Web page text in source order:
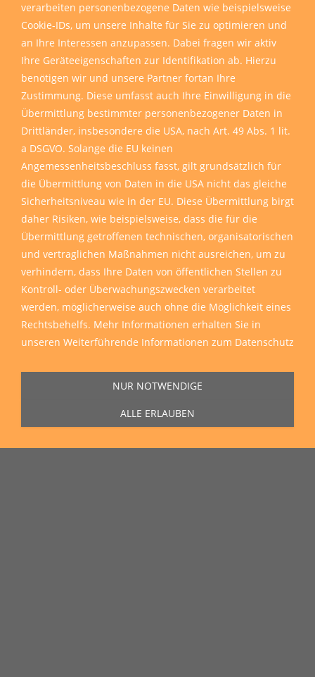
verarbeiten personenbezogene Daten wie beispielsweise
Cookie-IDs, um unsere Inhalte für Sie zu optimieren und
an Ihre Interessen anzupassen. Dabei fragen wir aktiv
Ihre Geräteeigenschaften zur Identifikation ab. Hierzu
benötigen wir und unsere Partner fortan Ihre
Zustimmung. Diese umfasst auch Ihre Einwilligung in die
Übermittlung bestimmter personenbezogener Daten in
Drittländer, insbesondere die USA, nach Art. 49 Abs. 1 lit.
a DSGVO. Solange die EU keinen
Angemessenheitsbeschluss fasst, gilt grundsätzlich für
die Übermittlung von Daten in die USA nicht das gleiche
Sicherheitsniveau wie in der EU. Diese Übermittlung birgt
daher Risiken, wie beispielsweise, dass die für die
Übermittlung getroffenen technischen, organisatorischen
und vertraglichen Maßnahmen nicht ausreichen, um zu
verhindern, dass Ihre Daten von öffentlichen Stellen zu
Kontroll- oder Überwachungszwecken verarbeitet
werden, möglicherweise auch ohne die Möglichkeit eines
Rechtsbehelfs. Mehr Informationen erhalten Sie in
unseren Weiterführende Informationen zum Datenschutz
NUR NOTWENDIGE
ALLE ERLAUBEN